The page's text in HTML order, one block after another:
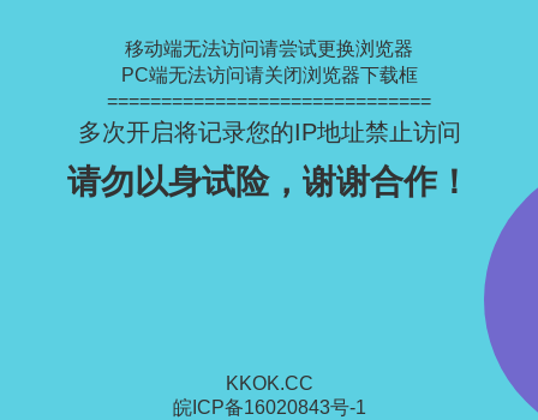
移动端无法访问请尝试更换浏览器
PC端无法访问请关闭浏览器下载框
==============================
多次开启将记录您的IP地址禁止访问
请勿以身试险，谢谢合作！
KKOK.CC
皖ICP备16020843号-1